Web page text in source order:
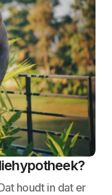
houdt in dat er